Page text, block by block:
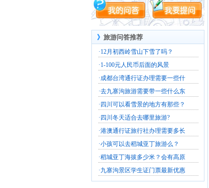
》 旅游问答推荐
·12月初西岭雪山下雪了吗？
·1-100元人民币后面的风景
·成都台湾通行证办理需要一些什
·去九寨沟旅游需要带一些什么东
· 四川可以看雪景的地方有那些？
· 四川冬天适合去哪里旅游?
·港澳通行证旅行社办理需要多长
·小孩可以去稻城亚丁旅游么？
·稻城亚丁海拔多少米？会有高原
·九寨沟景区学生证门票最新优惠